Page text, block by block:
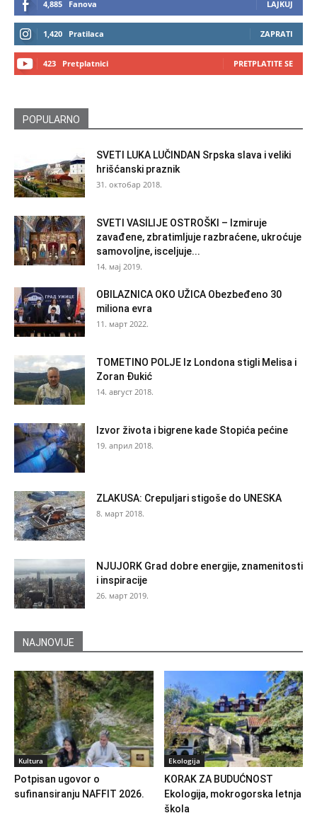
4,885 Fanova LAJKUJ
1,420 Pratilaca ZAPRATI
423 Pretplatnici PRETPLATITE SE
POPULARNO
SVETI LUKA LUČINDAN Srpska slava i veliki
hrišćanski praznik
31. октобар 2018.
SVETI VASILIJE OSTROŠKI – Izmiruje
zavađene, zbratimljuje razbraćene, ukroćuje
samovoljne, isceljuje...
14. мај 2019.
OBILAZNICA OKO UŽICA Obezbeđeno 30
miliona evra
11. март 2022.
TOMETINO POLJE Iz Londona stigli Melisa i
Zoran Đukić
14. август 2018.
Izvor života i bigrene kade Stopića pećine
19. април 2018.
ZLAKUSA: Crepuljari stigoše do UNESKA
8. март 2018.
NJUJORK Grad dobre energije, znamenitosti
i inspiracije
26. март 2019.
NAJNOVIJE
Kultura
Potpisan ugovor o
sufinansiranju NAFFIT 2026.
Ekologija
KORAK ZA BUDUĆNOST
Ekologija, mokrogorska letnja
škola